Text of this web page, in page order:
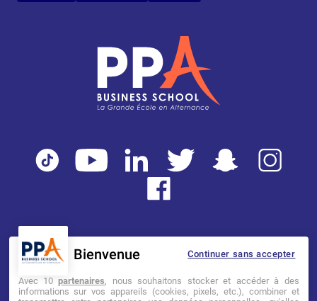
Mentions légales Tarifs CGI
Continuer sans accepter
Bienvenue
Avec 10partenaires, nous souhaitons stocker et accéder à des
informations sur vos appareils (cookies, pixels, etc.), combiner et